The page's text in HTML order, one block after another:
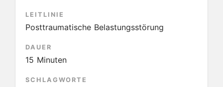
LEITLINIE
Posttraumatische Belastungsstörung
DAUER
15 Minuten
SCHLAGWORTE